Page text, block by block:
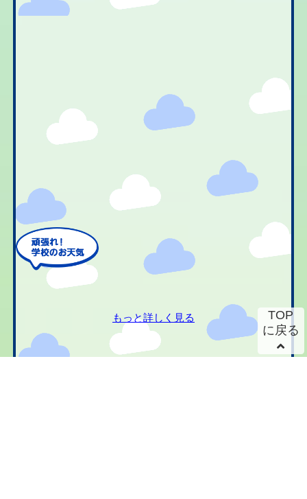
もっと詳しく見る
TOP
に戻る